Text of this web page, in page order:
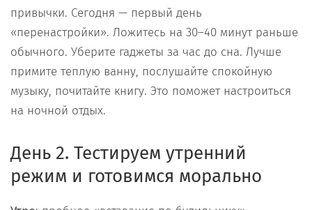
привычки. Сегодня — первый день
«перенастройки». Ложитесь на 30–40 минут раньше
обычного. Уберите гаджеты за час до сна. Лучше
примите теплую ванну, послушайте спокойную
музыку, почитайте книгу. Это поможет настроиться
на ночной отдых.
День 2. Тестируем утренний
режим и готовимся морально